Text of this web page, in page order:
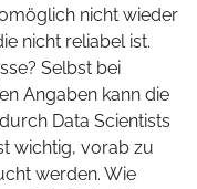
nicht wieder
nicht reliabel ist.
Selbst bei
Angaben kann die
Data Scientists
wichtig, vorab zu
werden. Wie